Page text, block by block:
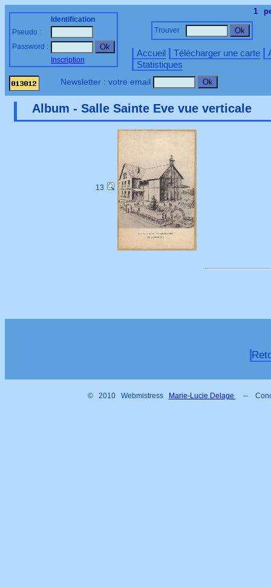
1
Accueil Télécharger une carte
Statistiques
Identification
Pseudo :
Password :
Inscription
Trouver
Newsletter : votre email
Album - Salle Sainte Eve vue verticale
13
© 2010 Webmistress Marie-Lucie Delage --